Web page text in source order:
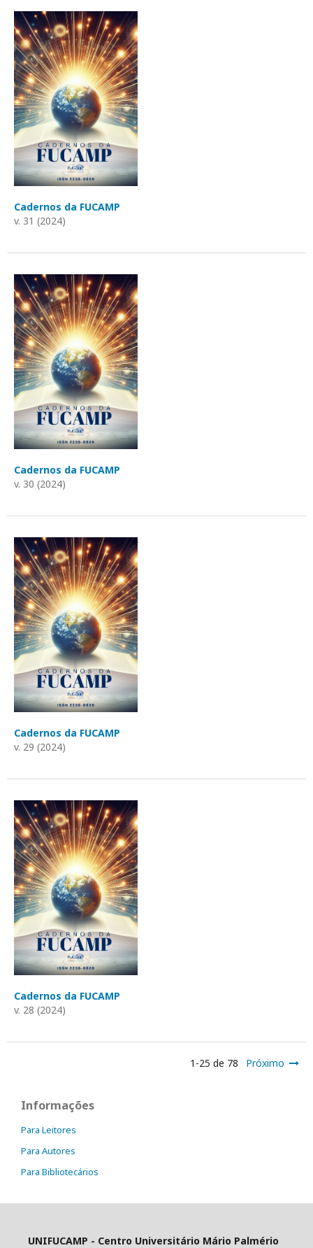
Cadernos da FUCAMP
v. 31 (2024)
Cadernos da FUCAMP
v. 30 (2024)
Cadernos da FUCAMP
v. 29 (2024)
Cadernos da FUCAMP
v. 28 (2024)
1-25 de 78 Próximo
Informações
Para Leitores
Para Autores
Para Bibliotecários
UNIFUCAMP - Centro Universitário Mário Palmério